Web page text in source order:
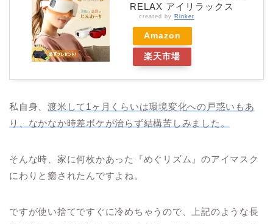
RELAX アイリラックス
created by Rinker
Amazon
楽天市場
私自身、渡米して1ヶ月くらいは環境変化への戸惑いもあ
り、なかなか時差ボケが治らず結構苦しみました。
そんな時、家に何枚かあった『めぐリズム』のアイマスク
にわりと癒されたんですよね。
ですが使い捨てですぐに冷めちゃうので、上記のような長